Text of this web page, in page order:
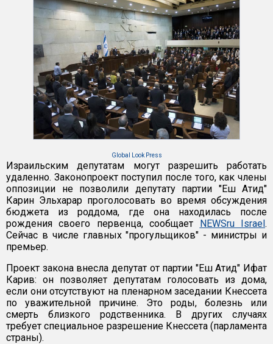
Global Look Press
Израильским депутатам могут разрешить работать
удаленно. Законопроект поступил после того, как члены
оппозиции не позволили депутату партии "Еш Атид"
Карин Эльхарар проголосовать во время обсуждения
бюджета из роддома, где она находилась после
рождения своего первенца, сообщает NEWSru Israel.
Сейчас в числе главных "прогульщиков" - министры и
премьер.
Проект закона внесла депутат от партии "Еш Атид" Ифат
Карив: он позволяет депутатам голосовать из дома,
если они отсутствуют на пленарном заседании Кнессета
по уважительной причине. Это роды, болезнь или
смерть близкого родственника. В других случаях
требует специальное разрешение Кнессета (парламента
страны).